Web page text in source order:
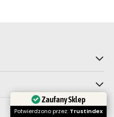
Zaufany Sklep
Potwierdzono przez: Trustindex